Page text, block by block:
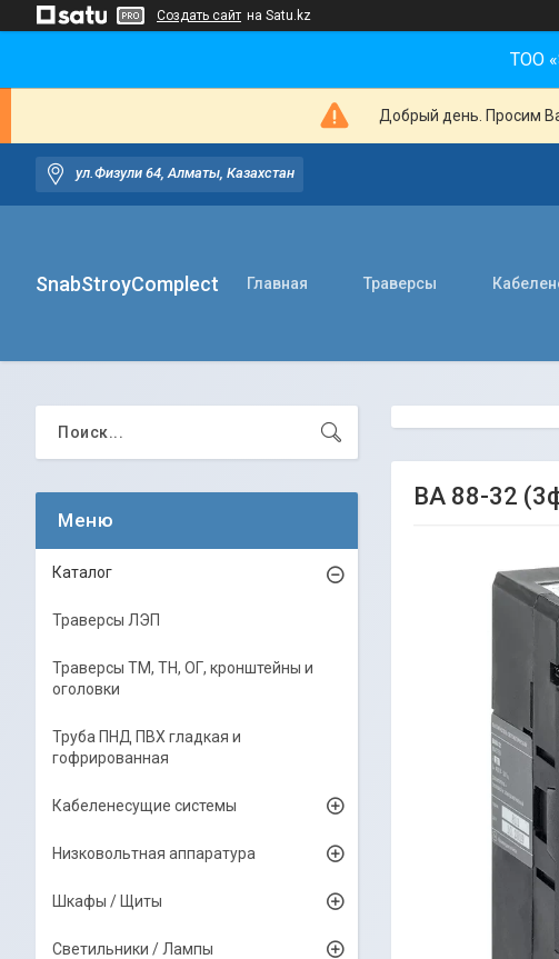
Создать сайт на Satu.kz
ТОО
Добрый день. Просим
ул.Физули 64, Алматы, Казахстан
SnabStroyComplect Главная Траверсы
ВА 88-32
Каталог
Траверсы ЛЭП
Траверсы ТМ, ТН, ОГ, кронштейны и
оголовки
Труба ПНД ПВХ гладкая и
гофрированная
Кабеленесущие системы
Низковольтная аппаратура
Шкафы / Щиты
Светильники / Лампы